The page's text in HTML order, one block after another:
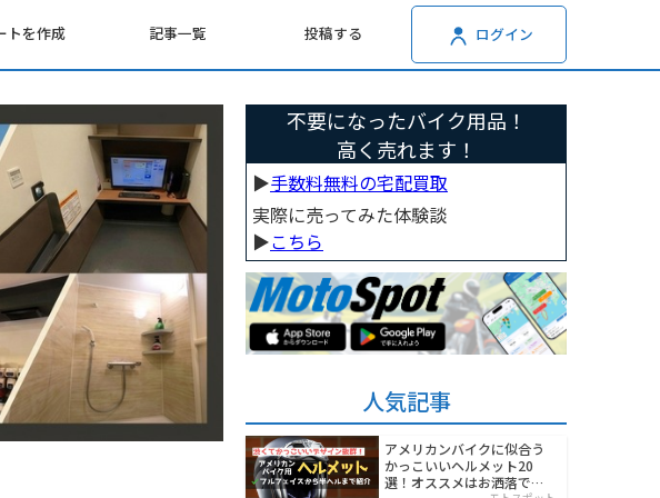
トを作成 記事一覧 投稿する ログイン
不要になったバイク用品！
高く売れます！
▶︎手数料無料の宅配買取
実際に売ってみた体験談
▶︎こちら
人気記事
アメリカンバイクに似合う
かっこいいヘルメット20
選！オススメはお洒落でワ